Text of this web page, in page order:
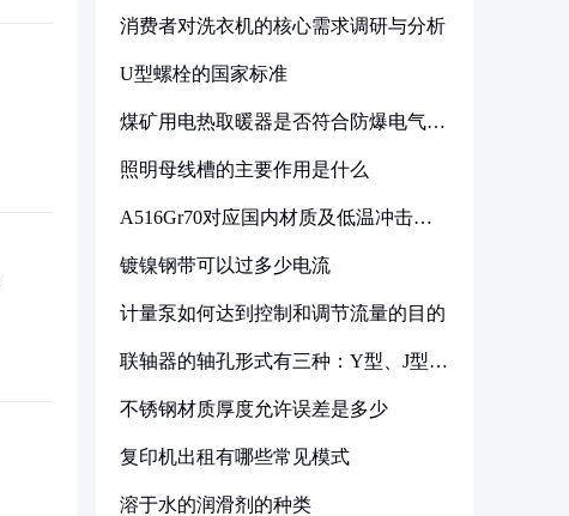
消费者对洗衣机的核心需求调研与分析
U型螺栓的国家标准
煤矿用电热取暖器是否符合防爆电气设
照明母线槽的主要作用是什么
A516Gr70对应国内材质及低温冲击要
镀镍钢带可以过多少电流
计量泵如何达到控制和调节流量的目的
联轴器的轴孔形式有三种：Y型、J型、
不锈钢材质厚度允许误差是多少
复印机出租有哪些常见模式
溶于水的润滑剂的种类